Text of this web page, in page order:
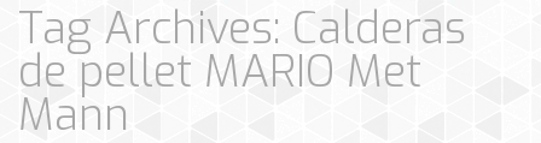
Tag Archives: Calderas
de pellet MARIO Met
Mann